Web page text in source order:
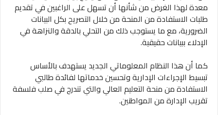
معدة لهذا الغرض من شأنها أن تسهل على الراغبين في تقديم
طلبات الاستفادة من المنحة من خلال التصريح بكل البيانات
الضرورية، مع ما يستوجب ذلك من التحلي بالدقة والنزاهة في
الإدلاء ببيانات حقيقية.
كما أن هذا النظام المعلوماتي الجديد يستهدف بالأساس
تبسيط الإجراءات الإدارية وتحسين خدماتها لفائدة طالبي
الاستفادة من منحة التعليم العالي والتي تندرج في صلب فلسفة
تقريب الإدارة من المواطنين.